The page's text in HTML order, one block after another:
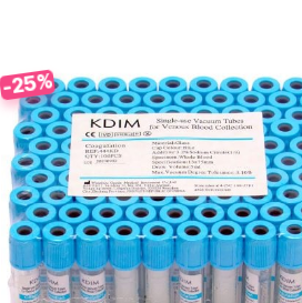
-25%